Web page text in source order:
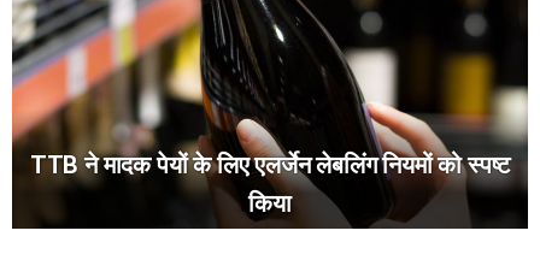
TTB ने मादक पेयों के लिए एलर्जेन लेबलिंग नियमों को स्पष्ट
किया